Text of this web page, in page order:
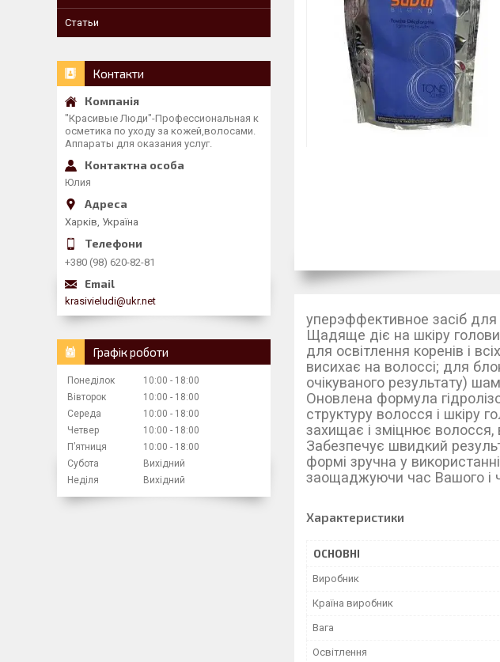
уперэффективное засіб
Щадяще діє на шкіру
для освітлення коренів і
висихає на волоссі; для
очікуваного результату)
Оновлена формула
структуру волосся і шкіру
захищає і зміцнює волосся,
Забезпечує швидкий
формі зручна у
заощаджуючи час Вашого і
Характеристики
ОСНОВНІ
Виробник
Країна виробник
Вага
Освітлення
Статьи
Контакти
"Красивые Люди"-Профессиональная к
осметика по уходу за кожей,волосами.
Аппараты для оказания услуг.
Юлия
Харків, Україна
+380 (98) 620-82-81
krasivieludi@ukr.net
Графік роботи
Понеділок 10:00
18:00
Вівторок
10:00
18:00
Середа
10:00
18:00
Четвер
10:00
18:00
Пʼятниця
10:00
18:00
Субота
Вихідний
Неділя
Вихідний